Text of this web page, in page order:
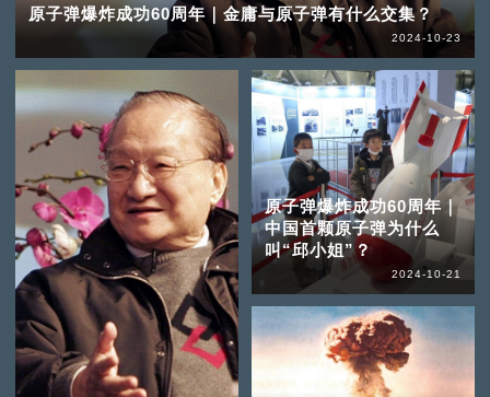
原子弹爆炸成功60周年｜金庸与原子弹有什么交集？
2024-10-23
原子弹爆炸成功60周年｜
中国首颗原子弹为什么
叫“邱小姐”？
2024-10-21